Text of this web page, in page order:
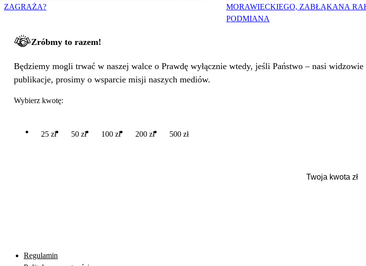
ZAGRAŻA?
MORAWIECKIEGO, ZABŁĄKANA
PODMIANA
Zróbmy to razem!
Będziemy mogli trwać w naszej walce o Prawdę wyłącznie wtedy, jeśli Państwo – nasi
publikacje, prosimy o wsparcie misji naszych mediów.
Wybierz kwotę:
25 zł 50 zł 100 zł 200 zł 500 zł
Regulamin